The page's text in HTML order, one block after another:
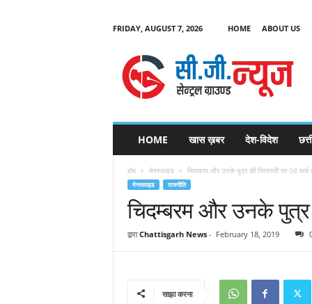
FRIDAY, AUGUST 7, 2026 HOME ABOUT US
C
HOME खास ख़बर देश-विदेश
होम मेनस्लाइड चिदम्बरम और उनके पुत्र की गिरफ्तारी पर 08
मेनस्लाइड राजनीति
चिदम्बरम और उनके पुत्र
द्वारा Chattisgarh News- February 18, 2019
साझा करना